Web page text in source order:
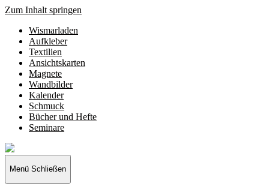
Zum Inhalt springen
Wismarladen
Aufkleber
Textilien
Ansichtskarten
Magnete
Wandbilder
Kalender
Schmuck
Bücher und Hefte
Seminare
Wismarladen
-
deine
Produzentengemeinschaft
Menü Schließen